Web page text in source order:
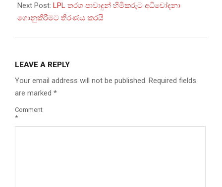
03
Next Post: LPL තරග පාවාදුන් හිමිකරුට අධිචෝදනා
ගොනුකිරීමට තීරණය කරයි
LEAVE A REPLY
Your email address will not be published. Required fields
are marked *
Comment
*